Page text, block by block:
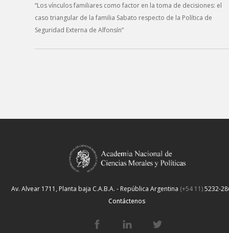
“Los vínculos familiares como factor en la toma de decisiones: el
caso triangular de la familia Sabato respecto de la Política de
Seguridad Externa de Alfonsín”
Av. Alvear 1711, Planta baja C.A.B.A. - República Argentina (+54 11)5232-
Contáctenos